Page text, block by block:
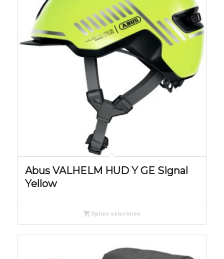
Abus VALHELM HUD Y GE Signal
Yellow
Opties selecteren